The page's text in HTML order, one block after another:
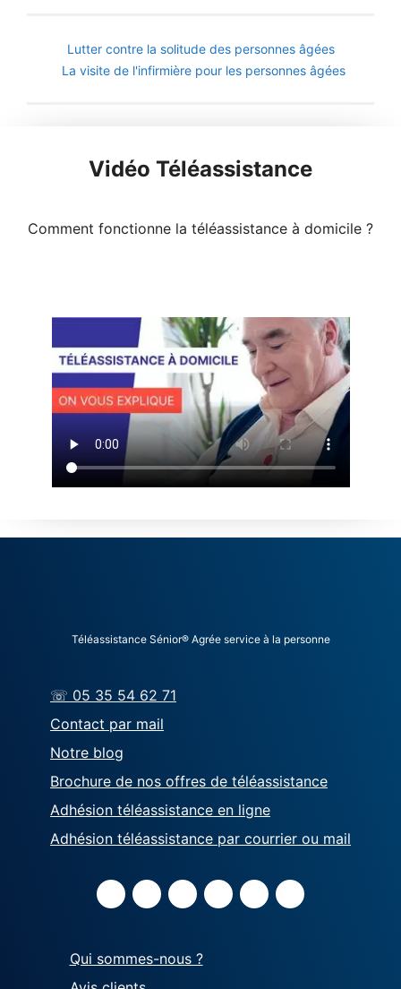
Lutter contre la solitude des personnes âgées
La visite de l'infirmière pour les personnes âgées
Vidéo Téléassistance
Comment fonctionne la téléassistance à domicile ?
Téléassistance Sénior® Agrée service à la personne
☏ 05 35 54 62 71
Contact par mail
Notre blog
Brochure de nos offres de téléassistance
Adhésion téléassistance en ligne
Adhésion téléassistance par courrier ou mail
Qui sommes-nous ?